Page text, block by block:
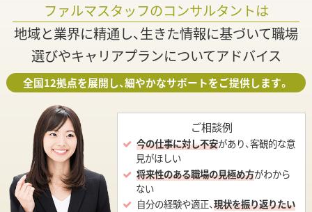
ファルマスタッフのコンサルタントは
地域と業界に精通し、生きた情報に基づいて職場
選びやキャリアプランについてアドバイス
全国12拠点を展開し、細やかなサポートをご提供します。
ご相談例
今の仕事に対し不安があり、客観的な意
見がほしい
将来性のある職場の見極め方がわから
ない
自分の経験や適正、現状を振り返りたい